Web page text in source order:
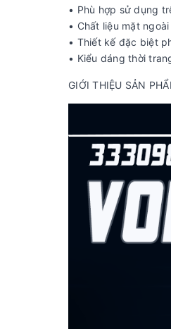
• Phù hợp sử dụng
• Chất liệu mặt
• Thiết kế đặc biệt
• Kiểu dáng thời
GIỚI THIỆU SẢN